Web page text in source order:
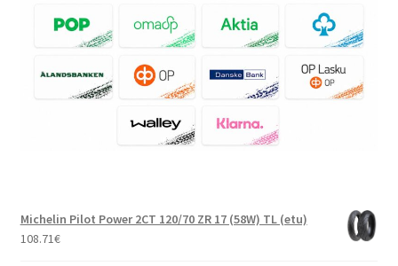
Michelin Pilot Power 2CT 120/70 ZR 17 (58W) TL (etu)
108.71€